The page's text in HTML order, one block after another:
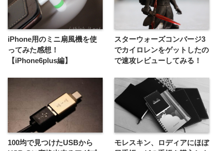
iPhone用のミニ扇風機を使
ってみた感想！
【iPhone6plus編】
スターウォーズコンバージ3
でカイロレンをゲットしたの
で速攻レビューしてみる！
100均で見つけたUSBから
モレスキン、ロディアにほぼ